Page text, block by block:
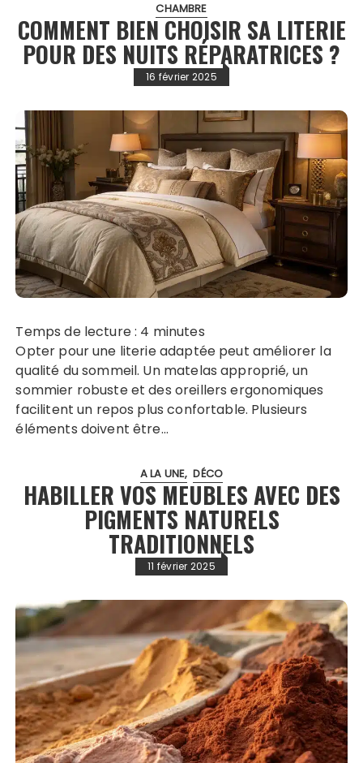
CHAMBRE
COMMENT BIEN CHOISIR SA LITERIE
POUR DES NUITS RÉPARATRICES ?
16 février 2025
Temps de lecture : 4 minutes
Opter pour une literie adaptée peut améliorer la
qualité du sommeil. Un matelas approprié, un
sommier robuste et des oreillers ergonomiques
facilitent un repos plus confortable. Plusieurs
éléments doivent être…
A LA UNE DÉCO
HABILLER VOS MEUBLES AVEC DES
PIGMENTS NATURELS
TRADITIONNELS
11 février 2025